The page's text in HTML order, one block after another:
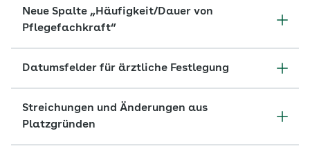
Neue Spalte „Häufigkeit/Dauer von
Pflegefachkraft“
Datumsfelder für ärztliche Festlegung
Streichungen und Änderungen aus
Platzgründen